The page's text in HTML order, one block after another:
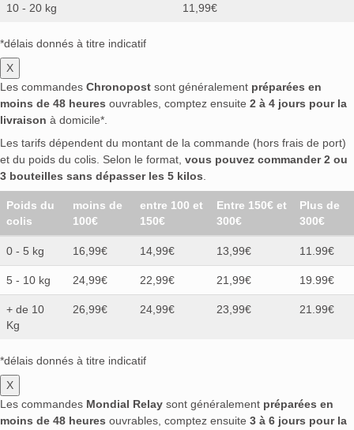
10 - 20 kg 11,99€
*délais donnés à titre indicatif
X
Les commandes Chronopost sont généralement préparées en
moins de 48 heures ouvrables, comptez ensuite 2 à 4 jours pour la
livraison à domicile*.
Les tarifs dépendent du montant de la commande (hors frais de port)
et du poids du colis. Selon le format, vous pouvez commander 2 ou
3 bouteilles sans dépasser les 5 kilos
Poids du
colis
moins de
100€
entre 100 et
150€
Entre 150€ et
300€
Plus de
300€
0 - 5 kg 16,99€ 14,99€ 13,99€ 11.99€
5 - 10 kg 24,99€ 22,99€ 21,99€ 19.99€
+ de 10
Kg
26,99€ 24,99€ 23,99€ 21.99€
*délais donnés à titre indicatif
X
Les commandes Mondial Relay sont généralement préparées en
moins de 48 heures ouvrables, comptez ensuite 3 à 6 jours pour la